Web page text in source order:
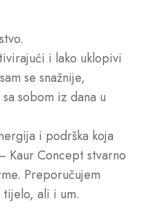
i lako uklopivi
se snažnije,
sobom iz dana u
i podrška koja
Concept stvarno
Preporučujem
ali i um.